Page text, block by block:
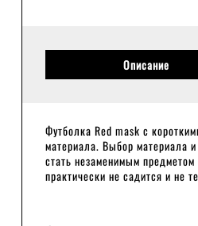
Описание
Футболка Red mask с
материала. Выбор материала
стать незаменимым
практически не садится и не